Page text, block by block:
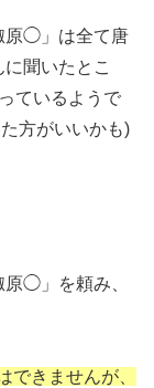
◯」は全て唐
聞いたとこ
ているようで
方がいいかも)
◯」を頼み、
できませんが、